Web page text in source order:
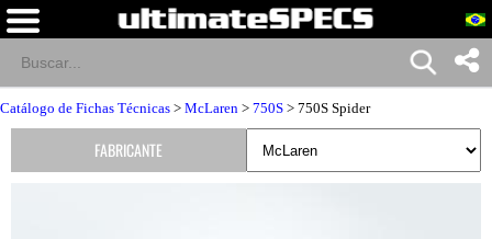
Catálogo de Fichas Técnicas > McLaren > 750S > 750S Spider
FABRICANTE